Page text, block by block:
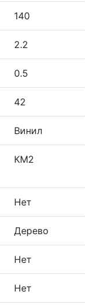
140
2.2
0.5
42
Винил
КМ2
Нет
Дерево
Нет
Нет